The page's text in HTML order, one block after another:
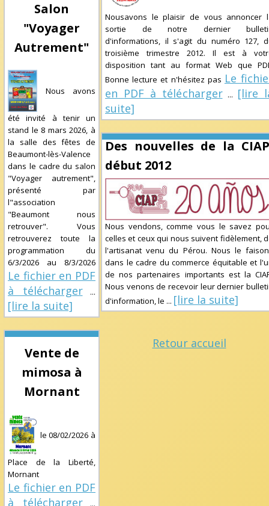
Salon
"Voyager
Autrement"
Nous avons
été invité à tenir un
stand le 8 mars 2026, à
la salle des fêtes de
Beaumont-lès-Valence
dans le cadre du salon
"Voyager autrement",
présenté par
l"association
"Beaumont nous
retrouver". Vous
retrouverez toute la
programmation du
6/3/2026 au 8/3/2026
Le fichier en PDF
à télécharger...
[lire la suite]
Vente de
mimosa à
Mornant
le08/02/2026 à
Place de la Liberté,
Mornant
Le fichier en PDF
à télécharger...
Nousavons le plaisir de vous annoncer
sortie de notre dernier
d'informations, il s'agit du numéro 127,
troisième trimestre 2012. Il est à
disposition tant au format Web que
Bonne lecture et n'hésitez pas Le
en PDF à télécharger... [lire
suite]
Des nouvelles de la
début 2012
Nous vendons, comme vous le savez
celles et ceux qui nous suivent fidèlement,
l'artisanat venu du Pérou. Nous le
dans le cadre du commerce équitable et
de nos partenaires importants est la
Nous venons de recevoir leur dernier
d'information, le ... [lire la suite]
Retour accueil